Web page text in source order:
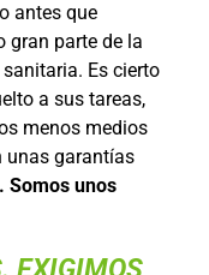
antes que
gran parte de la
Es cierto
a sus tareas,
menos medios
unas garantías
Somos unos